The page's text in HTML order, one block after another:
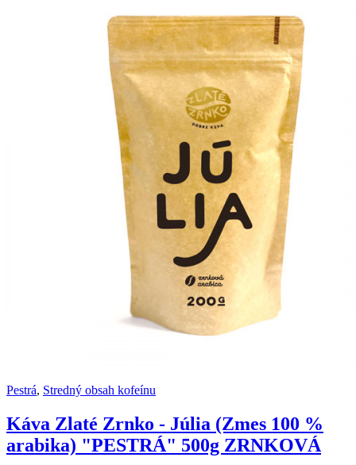
Pestrá, Stredný obsah kofeínu
Káva Zlaté Zrnko - Júlia (Zmes 100 %
arabika) "PESTRÁ" 500g ZRNKOVÁ